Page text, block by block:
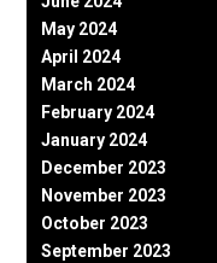
May 2024
April 2024
March 2024
February 2024
January 2024
December 2023
November 2023
October 2023
September 2023